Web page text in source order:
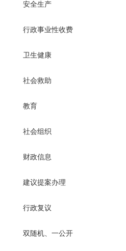
安全生产
行政事业性收费
卫生健康
社会救助
教育
社会组织
财政信息
建议提案办理
行政复议
双随机、一公开